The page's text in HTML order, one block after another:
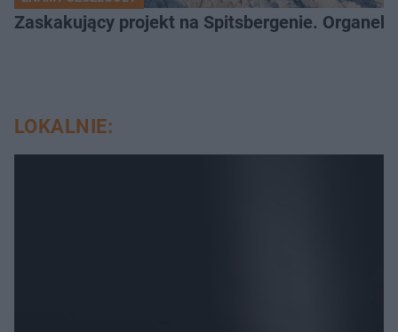
Zaskakujący projekt na Spitsbergenie.
LOKALNIE: